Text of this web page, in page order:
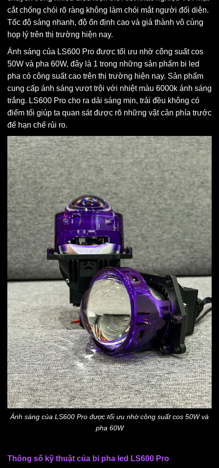
cắt chống chói rõ ràng không làm chói mắt người đối diện.
Tốc độ sáng nhanh, độ ổn định cao và giá thành vô cùng
họp lý trên thị trường hiện nay.
Ánh sáng của LS600 Pro được tối ưu nhờ công suất cos
50W và pha 60W, đây là 1 trong những sản phẩm bi led
pha có công suất cao trên thị trường hiện nay. Sản phẩm
cung cấp ánh sáng vượt trội với nhiệt màu 6000k ánh sáng
trắng. LS600 Pro cho ra dải sáng mịn, trải đều không có
điểm tối giúp ta quan sát được rõ những vật cản phía trước
để hạn chế rủi ro.
Ánh sáng của LS600 Pro được tối ưu nhờ công suất cos 50W và
pha 60W
Thông số kỹ thuật của bi pha led LS600 Pro